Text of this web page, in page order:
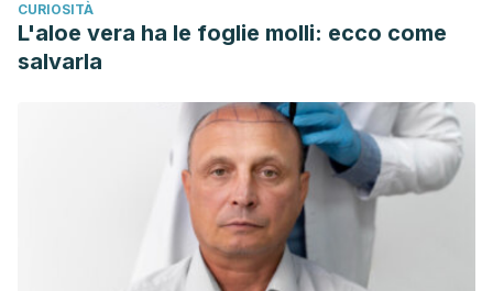
CURIOSITÀ
L'aloe vera ha le foglie molli: ecco come
salvarla